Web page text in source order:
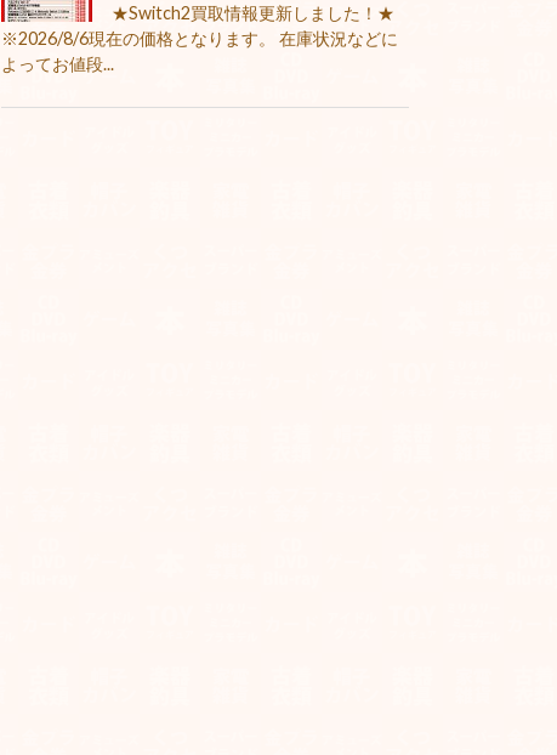
★Switch2買取情報更新しました！★
※2026/8/6現在の価格となります。 在庫状況などに
よってお値段...